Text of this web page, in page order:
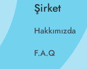
Şirket
Hakkımızda
F.A.Q